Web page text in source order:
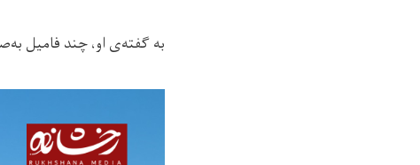
به گفته‌ی او، چند فامیل